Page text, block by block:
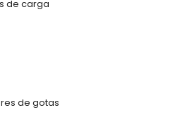
de carga
de gotas